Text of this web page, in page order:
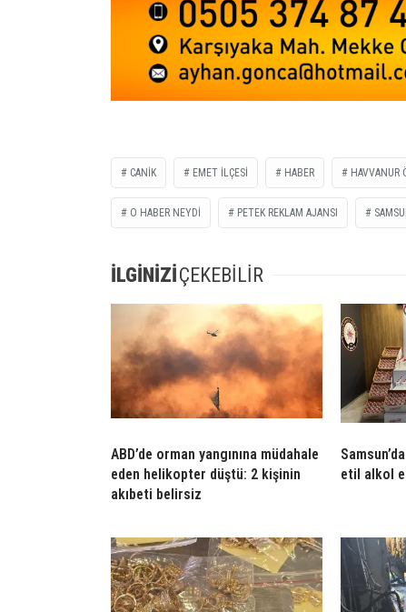
CANİK EMET İLÇESİ HABER HAVVANUR
O HABER NEYDİ PETEK REKLAM AJANSI
İLGİNİZİÇEKEBİLİR
ABD’de orman yangınına müdahale
eden helikopter düştü: 2 kişinin
akıbeti belirsiz
etil alkol